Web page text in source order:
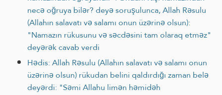
necə oğruya bilər? deyə soruşulunca, Allah Rəsulu
(Allahın salavatı və salamı onun üzərinə olsun):
"Namazın rükusunu və səcdəsini tam olaraq etməz"
deyərək cavab verdi
Hədis: Allah Rəsulu (Allahın salavatı və salamı onun
üzərinə olsun) rükudan belini qaldırdığı zaman belə
deyərdi: "Səmi Allahu limən həmidəh